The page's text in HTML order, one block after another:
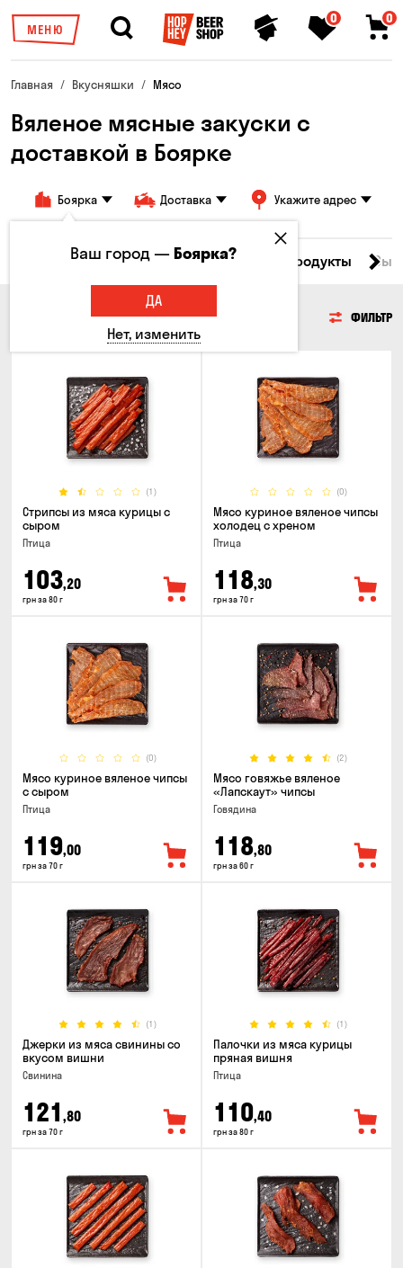
МЕНЮ
0 0
Главная Вкусняшки Мясо
Вяленое мясные закуски с
доставкой в ​​Боярке
Боярка Доставка Укажите адрес
Все товары Мясо Рыба Морепродукты
ФИЛЬТР
(1)
Стрипсы из мяса курицы с
сыром
Птица
103,20
грн за 80 г
(0)
Мясо куриное вяленое чипсы
холодец с хреном
Птица
118,30
грн за 70 г
(0)
Мясо куриное вяленое чипсы
с сыром
Птица
119,00
грн за 70 г
(2)
Мясо говяжье вяленое
«Лапскаут» чипсы
Говядина
118,80
грн за 60 г
(1)
Джерки из мяса свинины со
вкусом вишни
Свинина
121 ,80
грн за 70 г
(1)
Палочки из мяса курицы
пряная вишня
Птица
110,40
грн за 80 г
Ваш город —Боярка?
ДА
Нет, изменить